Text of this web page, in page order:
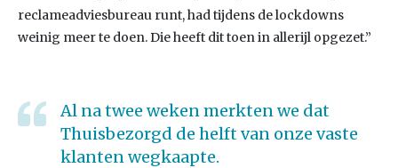
reclameadviesbureau runt, had tijdens de lockdowns
weinig meer te doen. Die heeft dit toen in allerijl opgezet.”
Al na twee weken merkten we dat
Thuisbezorgd de helft van onze vaste
klanten wegkaapte.